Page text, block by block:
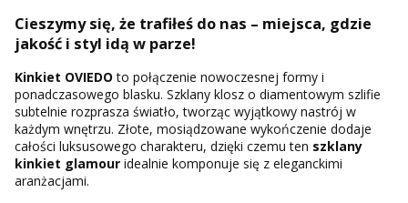
Cieszymy się, że trafiłeś do nas – miejsca, gdzie
jakość i styl idą w parze!
Kinkiet OVIEDO to połączenie nowoczesnej formy i
ponadczasowego blasku. Szklany klosz o diamentowym szlifie
subtelnie rozprasza światło, tworząc wyjątkowy nastrój w
każdym wnętrzu. Złote, mosiądzowane wykończenie dodaje
całości luksusowego charakteru, dzięki czemu ten szklany
kinkiet glamour idealnie komponuje się z eleganckimi
aranżacjami.